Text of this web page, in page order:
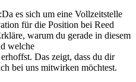
Da es sich um eine Vollzeitstelle
für die Position bei Reed
warum du gerade in diesem
welche
Das zeigt, dass du dir
bei uns mitwirken möchtest.